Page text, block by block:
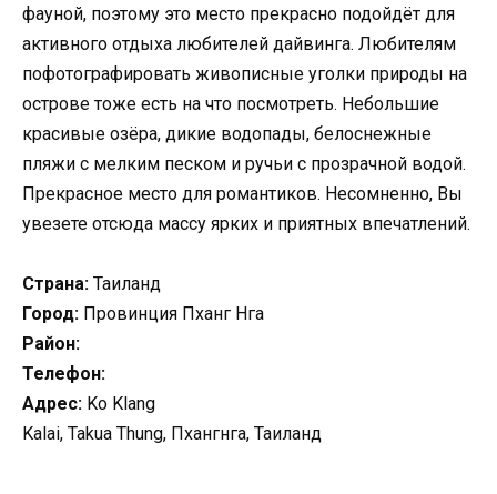
фауной, поэтому это место прекрасно подойдёт для
активного отдыха любителей дайвинга. Любителям
пофотографировать живописные уголки природы на
острове тоже есть на что посмотреть. Небольшие
красивые озёра, дикие водопады, белоснежные
пляжи с мелким песком и ручьи с прозрачной водой.
Прекрасное место для романтиков. Несомненно, Вы
увезете отсюда массу ярких и приятных впечатлений.
Страна: Таиланд
Город: Провинция Пханг Нга
Район:
Телефон:
Адрес: Ko Klang
Kalai, Takua Thung, Пхангнга, Таиланд